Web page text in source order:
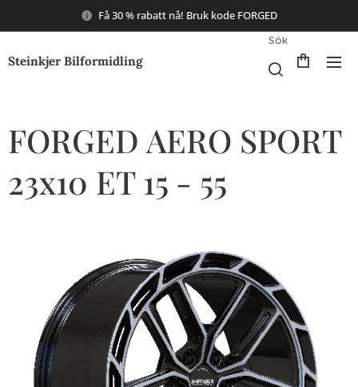
Få 30 % rabatt nå! Bruk kode FORGED
Steinkjer Bilformidling
Sök
FORGED AERO SPORT
23x10 ET 15 - 55